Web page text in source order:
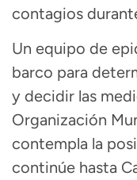
contagios
Un equipo de
barco para
y decidir las
Organización
contempla la
continúe hasta